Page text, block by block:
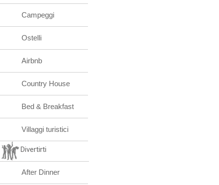
Campeggi
Ostelli
Airbnb
Country House
Bed & Breakfast
Villaggi turistici
Divertirti
After Dinner